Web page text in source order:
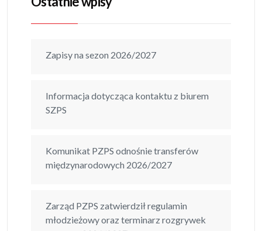
Zapisy na sezon 2026/2027
Informacja dotycząca kontaktu z biurem
SZPS
Komunikat PZPS odnośnie transferów
międzynarodowych 2026/2027
Zarząd PZPS zatwierdził regulamin
młodzieżowy oraz terminarz rozgrywek